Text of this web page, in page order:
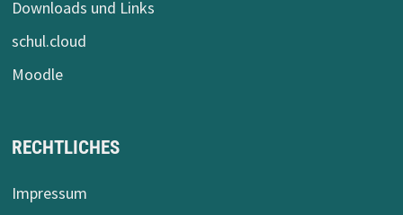
Downloads und Links
schul.cloud
Moodle
RECHTLICHES
Impressum